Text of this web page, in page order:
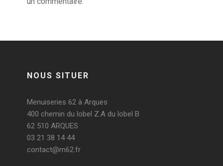
NOUS SITUER
Menuiseries 62 à Arques
400 chemin du lobel Z.A du lobel B
62 510 ARQUES
03 21 38 14 44
contact@m62.fr